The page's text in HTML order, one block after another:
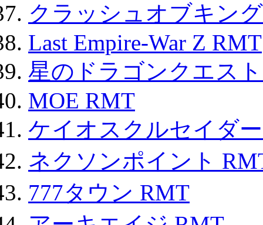
クラッシュオブキン
Last Empire-War Z RMT
星のドラゴンクエス
MOE RMT
ケイオスクルセイダ
ネクソンポイント
777タウン RMT